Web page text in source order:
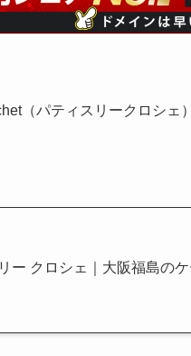
（パティスリークロシェ
ー クロシェ｜大阪福島の